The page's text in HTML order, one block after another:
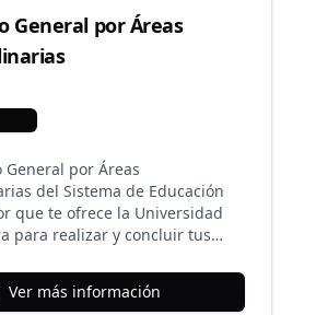
General por Áreas
General por Áreas
del Sistema de Educación
que te ofrece la Universidad
para realizar y concluir tus
por las tecnologías de
ya que es 100%
Ver más información